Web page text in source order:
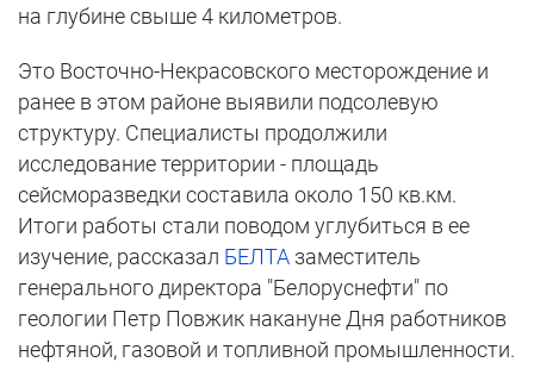
на глубине свыше 4 километров.
Это Восточно-Некрасовского месторождение и
ранее в этом районе выявили подсолевую
структуру. Специалисты продолжили
исследование территории - площадь
сейсморазведки составила около 150 кв.км.
Итоги работы стали поводом углубиться в ее
изучение, рассказал БЕЛТА заместитель
генерального директора "Белоруснефти" по
геологии Петр Повжик накануне Дня работников
нефтяной, газовой и топливной промышленности.